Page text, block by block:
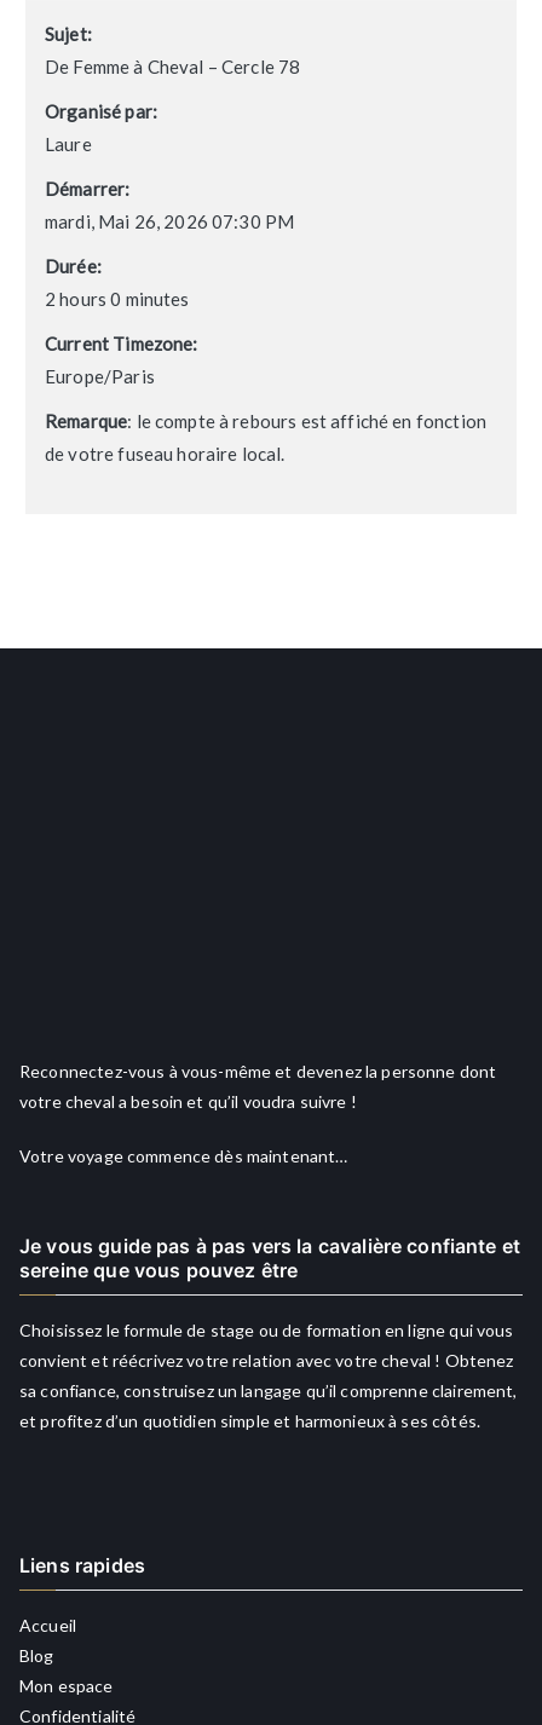
Sujet:
De Femme à Cheval – Cercle 78
Organisé par:
Laure
Démarrer:
mardi, Mai 26, 2026 07:30 PM
Durée:
2 hours 0 minutes
Current Timezone:
Europe/Paris
Remarque: le compte à rebours est affiché en fonction
de votre fuseau horaire local.
Reconnectez-vous à vous-même et devenez la personne dont
votre cheval a besoin et qu’il voudra suivre !
Votre voyage commence dès maintenant…
Je vous guide pas à pas vers la cavalière confiante et
sereine que vous pouvez être
Choisissez le formule de stage ou de formation en ligne qui vous
convient et réécrivez votre relation avec votre cheval ! Obtenez
sa confiance, construisez un langage qu’il comprenne clairement,
et profitez d’un quotidien simple et harmonieux à ses côtés.
Liens rapides
Accueil
Blog
Mon espace
Confidentialité